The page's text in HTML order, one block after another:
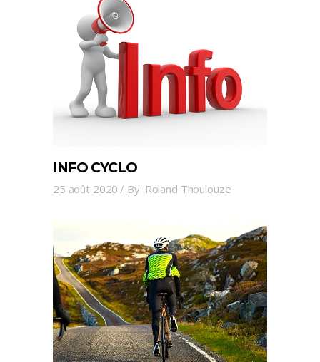
INFO CYCLO
25 août 2020 By Roland Thoulouze